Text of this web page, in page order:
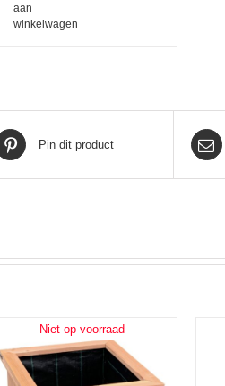
aan
winkelwagen
Pin dit product
Niet op voorraad